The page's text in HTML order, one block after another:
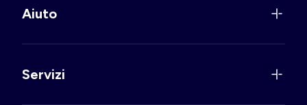
Aiuto
Servizi